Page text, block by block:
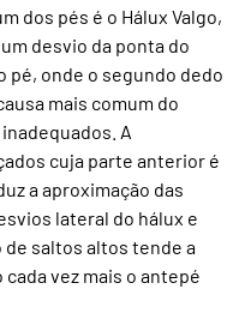
dos pés é o Hálux Valgo,
desvio da ponta do
pé, onde o segundo dedo
mais comum do
A
cuja parte anterior é
a aproximação das
lateral do hálux e
de saltos altos tende a
vez mais o antepé